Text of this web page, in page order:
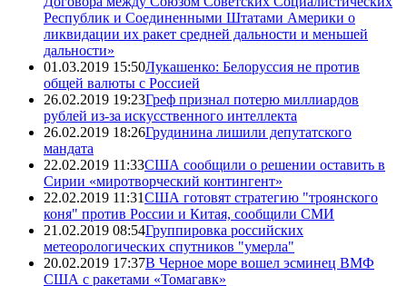
Республик и Соединенными Штатами Америки о
ликвидации их ракет средней дальности и меньшей
дальности»
01.03.2019 15:50Лукашенко: Белоруссия не против
общей валюты с Россией
26.02.2019 19:23Греф признал потерю миллиардов
рублей из-за искусственного интеллекта
26.02.2019 18:26Грудинина лишили депутатского
мандата
22.02.2019 11:33США сообщили о решении оставить в
Сирии «миротворческий контингент»
22.02.2019 11:31США готовят стратегию "троянского
коня" против России и Китая, сообщили СМИ
21.02.2019 08:54Группировка российских
метеорологических спутников "умерла"
20.02.2019 17:37В Черное море вошел эсминец ВМФ
США с ракетами «Томагавк»